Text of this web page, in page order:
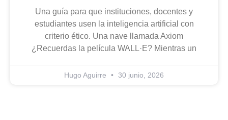
Una guía para que instituciones, docentes y
estudiantes usen la inteligencia artificial con
criterio ético. Una nave llamada Axiom
¿Recuerdas la película WALL·E? Mientras un
Hugo Aguirre 30 junio, 2026